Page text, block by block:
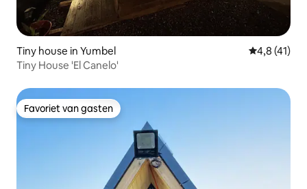
Tiny house in Yumbel
4,8 (41)
Tiny House 'El Canelo'
Favoriet van gasten
Favoriet van gasten